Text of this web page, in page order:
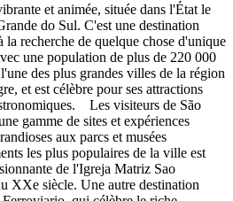
et animée, située dans l'État le
do Sul. C'est une destination
la recherche de quelque chose d'unique
une population de plus de 220 000
des plus grandes villes de la région
et est célèbre pour ses attractions
Les visiteurs de São
gamme de sites et expériences
aux parcs et musées
les plus populaires de la ville est
de l'Igreja Matriz Sao
XXe siècle. Une autre destination